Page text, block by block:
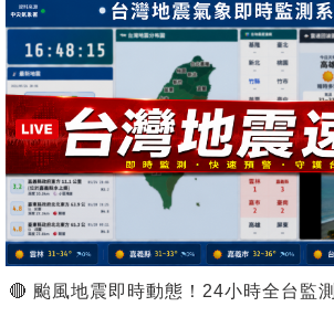
🔴 颱風地震即時動態！24小時全台監測